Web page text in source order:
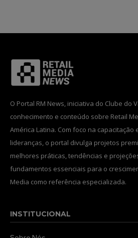
Li e aceito aPolítica de Privacidade
12,345
Fãs
5,678
Seguidores
O Portal RM News, iniciativa do Clube do
conhecimento e conteúdo sobre Retail
América Latina. Com foco na
lideranças, o portal divulga projetos
melhores práticas, tendências e
fundamentos essenciais para o
Media como referência especializada.
INSTITUCIONAL